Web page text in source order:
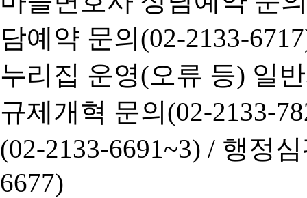
담예약 문의(02-2133-
누리집 운영(오류 등) 일
규제개혁 문의(02-2133-
(02-2133-6691~3) / 행정심
6677)